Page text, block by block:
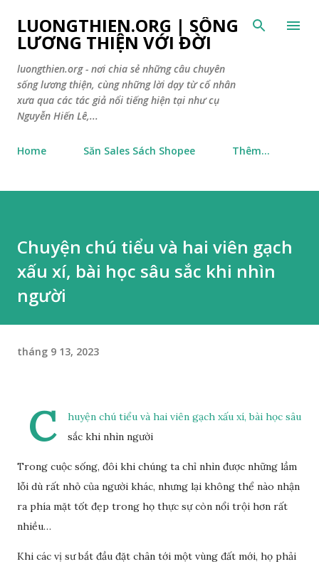
Chuyển đến nội dung chính
LUONGTHIEN.ORG | SỐNG
LƯƠNG THIỆN VỚI ĐỜI
luongthien.org - nơi chia sẻ những câu chuyên
sống lương thiện, cùng những lời dạy từ cổ nhân
xưa qua các tác giả nổi tiếng hiện tại như cụ
Nguyễn Hiến Lê,...
Home Săn Sales Sách Shopee Thêm…
Chuyện chú tiểu và hai viên gạch
xấu xí, bài học sâu sắc khi nhìn
người
tháng 9 13, 2023
C
huyện chú tiểu và hai viên gạch xấu xí, bài học sâu
sắc khi nhìn người
Trong cuộc sống, đôi khi chúng ta chỉ nhìn được những lầm
lỗi dù rất nhỏ của người khác, nhưng lại không thể nào nhận
ra phía mặt tốt đẹp trong họ thực sự còn nổi trội hơn rất
nhiều…
Khi các vị sư bắt đầu đặt chân tới một vùng đất mới, họ phải